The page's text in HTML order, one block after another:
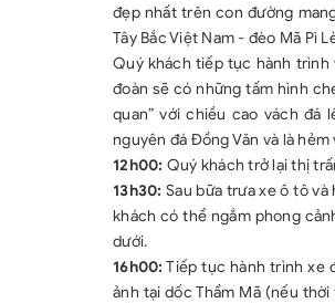
đẹp nhất trên con đường
Tây Bắc Việt Nam - đèo Mã Pì
Quý khách tiếp tục hành trình
đoàn sẽ có những tấm hình
quan” với chiều cao vách đá
nguyên đá Đồng Văn và là
12h00: Quý khách trở lại thị
13h30:Sau bữa trưa xe ô tô
khách có thể ngắm phong
dưới.
16h00: Tiếp tục hành trình xe
ảnh tại dốc Thẩm Mã (nếu